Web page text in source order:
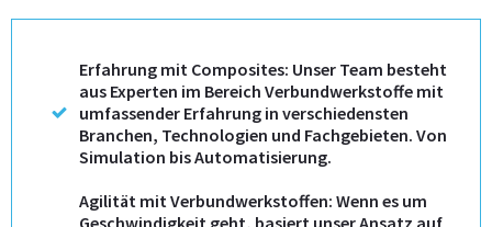
Erfahrung mit Composites: Unser Team besteht
aus Experten im Bereich Verbundwerkstoffe mit
umfassender Erfahrung in verschiedensten
Branchen, Technologien und Fachgebieten. Von
Simulation bis Automatisierung.
Agilität mit Verbundwerkstoffen: Wenn es um
Geschwindigkeit geht, basiert unser Ansatz auf